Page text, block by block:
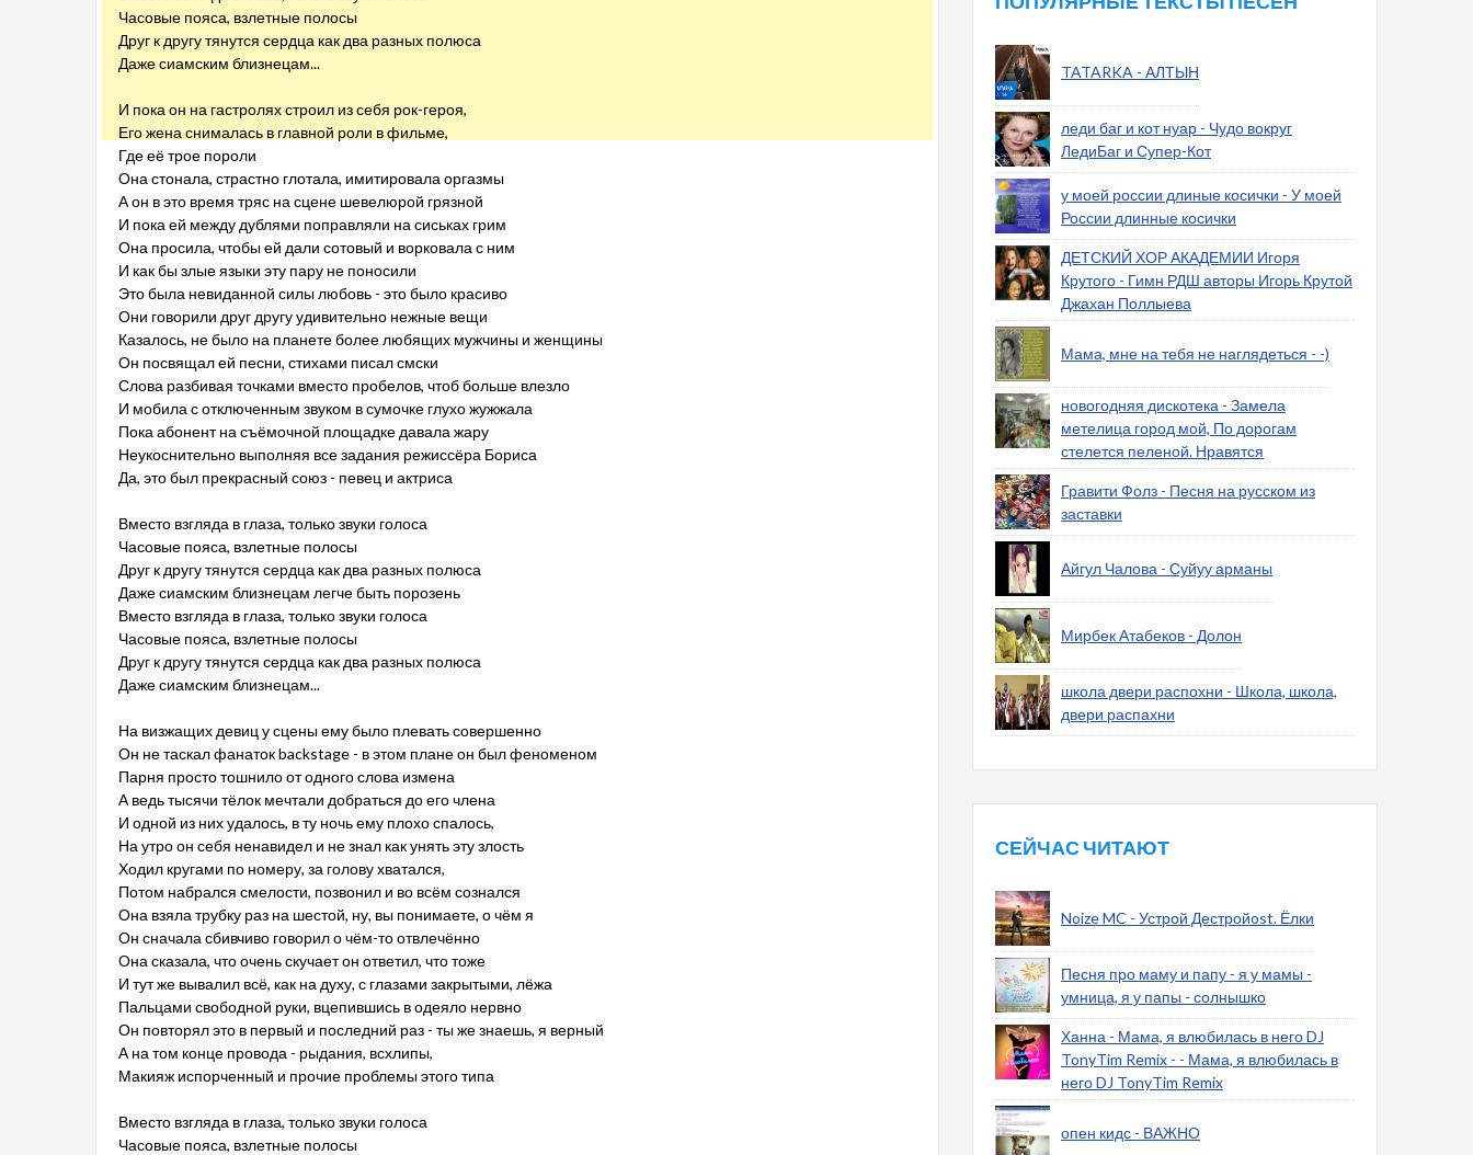
Часовые пояса, взлетные полосы
Друг к другу тянутся сердца как два разных полюса
Даже сиамским близнецам...
И пока он на гастролях строил из себя рок-героя,
Его жена снималась в главной роли в фильме,
Где её трое пороли
Она стонала, страстно глотала, имитировала оргазмы
А он в это время тряс на сцене шевелюрой грязной
И пока ей между дублями поправляли на сиськах грим
Она просила, чтобы ей дали сотовый и ворковала с ним
И как бы злые языки эту пару не поносили
Это была невиданной силы любовь - это было красиво
Они говорили друг другу удивительно нежные вещи
Казалось, не было на планете более любящих мужчины и женщины
Он посвящал ей песни, стихами писал смски
Слова разбивая точками вместо пробелов, чтоб больше влезло
И мобила с отключенным звуком в сумочке глухо жужжала
Пока абонент на съёмочной площадке давала жару
Неукоснительно выполняя все задания режиссёра Бориса
Да, это был прекрасный союз - певец и актриса
Вместо взгляда в глаза, только звуки голоса
Часовые пояса, взлетные полосы
Друг к другу тянутся сердца как два разных полюса
Даже сиамским близнецам легче быть порозень
Вместо взгляда в глаза, только звуки голоса
Часовые пояса, взлетные полосы
Друг к другу тянутся сердца как два разных полюса
Даже сиамским близнецам...
На визжащих девиц у сцены ему было плевать совершенно
Он не таскал фанаток backstage - в этом плане он был феноменом
Парня просто тошнило от одного слова измена
А ведь тысячи тёлок мечтали добраться до его члена
И одной из них удалось, в ту ночь ему плохо спалось,
На утро он себя ненавидел и не знал как унять эту злость
Ходил кругами по номеру, за голову хватался,
Потом набрался смелости, позвонил и во всём сознался
Она взяла трубку раз на шестой, ну, вы понимаете, о чём я
Он сначала сбивчиво говорил о чём-то отвлечённо
Она сказала, что очень скучает он ответил, что тоже
И тут же вывалил всё, как на духу, с глазами закрытыми, лёжа
Пальцами свободной руки, вцепившись в одеяло нервно
Он повторял это в первый и последний раз - ты же знаешь, я верный
А на том конце провода - рыдания, всхлипы,
Макияж испорченный и прочие проблемы этого типа
Вместо взгляда в глаза, только звуки голоса
Часовые пояса, взлетные полосы
TATARKA - АЛТЫН
леди баг и кот нуар - Чудо вокруг
ЛедиБаг и Супер-Кот
у моей россии длиные косички - У моей
России длинные косички
ДЕТСКИЙ ХОР АКАДЕМИИ Игоря
Крутого - Гимн РДШ авторы Игорь Крутой
Джахан Поллыева
Мама, мне на тебя не наглядеться - -)
новогодняя дискотека - Замела
метелица город мой, По дорогам
стелется пеленой. Нравятся
Гравити Фолз - Песня на русском из
заставки
Айгул Чалова - Суйуу арманы
Мирбек Атабеков - Долон
школа двери распохни - Школа, школа,
двери распахни
СЕЙЧАС ЧИТАЮТ
Noize MC - Устрой Дестройost. Ёлки
Песня про маму и папу - я у мамы -
умница, я у папы - солнышко
Ханна - Мама, я влюбилась в него DJ
TonyTim Remix - - Мама, я влюбилась в
него DJ TonyTim Remix
опен кидс - ВАЖНО